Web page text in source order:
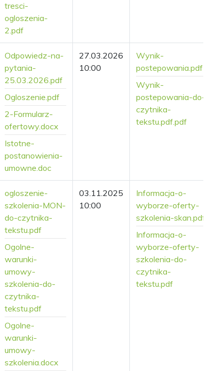
tresci-
ogloszenia-
2.pdf
Odpowiedz-na-
pytania-
25.03.2026.pdf
Ogloszenie.pdf
2-Formularz-
ofertowy.docx
Istotne-
postanowienia-
umowne.doc
27.03.2026
10:00
Wynik-
postepowania.pdf
Wynik-
postepowania-do-
czytnika-
tekstu.pdf.pdf
ogloszenie-
szkolenia-MON-
do-czytnika-
tekstu.pdf
Ogolne-
warunki-
umowy-
szkolenia-do-
czytnika-
tekstu.pdf
Ogolne-
warunki-
umowy-
szkolenia.docx
03.11.2025
10:00
Informacja-o-
wyborze-oferty-
szkolenia-skan.pdf
Informacja-o-
wyborze-oferty-
szkolenia-do-
czytnika-
tekstu.pdf